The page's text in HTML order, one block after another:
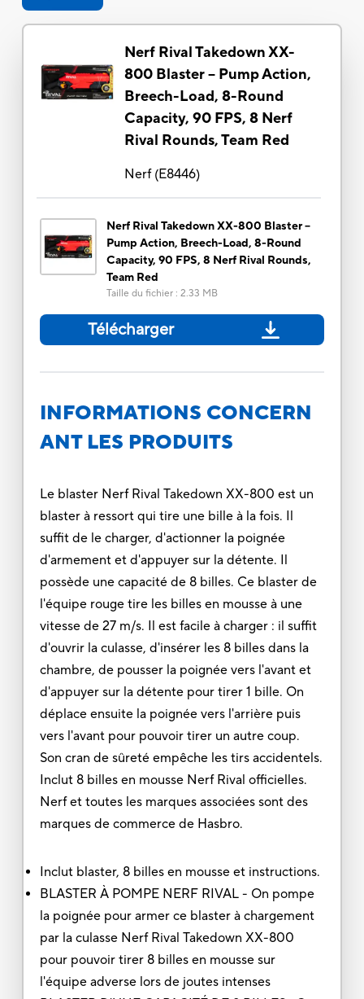
Nerf Rival Takedown XX-
800 Blaster -- Pump Action,
Breech-Load, 8-Round
Capacity, 90 FPS, 8 Nerf
Rival Rounds, Team Red
Nerf(E8446)
Nerf Rival Takedown XX-800 Blaster --
Pump Action, Breech-Load, 8-Round
Capacity, 90 FPS, 8 Nerf Rival Rounds,
Team Red
Taille du fichier: 2.33 MB
Télécharger
INFORMATIONS CONCERN
ANT LES PRODUITS
Le blaster Nerf Rival Takedown XX-800 est un
blaster à ressort qui tire une bille à la fois. Il
suffit de le charger, d'actionner la poignée
d'armement et d'appuyer sur la détente. Il
possède une capacité de 8 billes. Ce blaster de
l'équipe rouge tire les billes en mousse à une
vitesse de 27 m/s. Il est facile à charger : il suffit
d'ouvrir la culasse, d'insérer les 8 billes dans la
chambre, de pousser la poignée vers l'avant et
d'appuyer sur la détente pour tirer 1 bille. On
déplace ensuite la poignée vers l'arrière puis
vers l'avant pour pouvoir tirer un autre coup.
Son cran de sûreté empêche les tirs accidentels.
Inclut 8 billes en mousse Nerf Rival officielles.
Nerf et toutes les marques associées sont des
marques de commerce de Hasbro.
Inclut blaster, 8 billes en mousse et instructions.
BLASTER À POMPE NERF RIVAL - On pompe
la poignée pour armer ce blaster à chargement
par la culasse Nerf Rival Takedown XX-800
pour pouvoir tirer 8 billes en mousse sur
l'équipe adverse lors de joutes intenses